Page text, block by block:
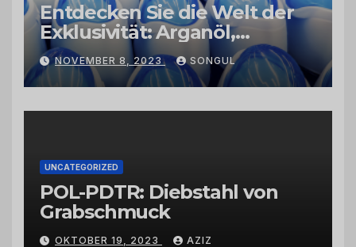
Entdecken Sie die Welt der
Exklusivität: Arganöl,
Kaktusfeigenkernöl und
Schwarzkümmelöl von
vertrauenswürdigen
Großhändlern und Anbietern
NOVEMBER 8, 2023 SONGUL
UNCATEGORIZED
POL-PDTR: Diebstahl von
Grabschmuck
OKTOBER 19, 2023 AZIZ